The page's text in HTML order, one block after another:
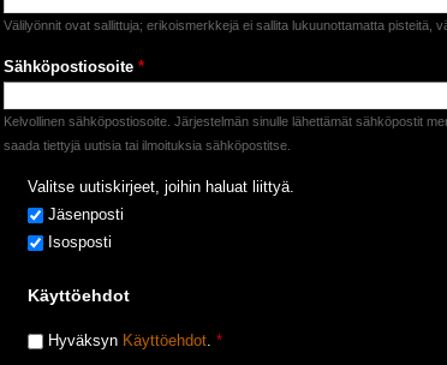
Välilyönnit ovat sallittuja; erikoismerkkejä ei sallita lukuunottamatta pisteitä,
Sähköpostiosoite *
Kelvollinen sähköpostiosoite. Järjestelmän sinulle lähettämät sähköpostit
saada tiettyjä uutisia tai ilmoituksia sähköpostitse.
Valitse uutiskirjeet, joihin haluat liittyä.
Jäsenposti
Isosposti
Käyttöehdot
Hyväksyn Käyttöehdot. *